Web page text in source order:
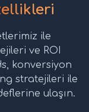
ile
ve ROI
konversiyon
stratejileri ile
ulaşın.